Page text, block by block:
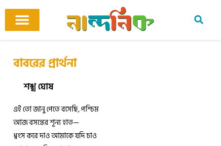
content
বাবরের প্রার্থনা
শঙ্খ ঘোষ
এই তো জানু পেতে বসেছি, পশ্চিম
আজ বসন্তের শূন্য হাত—
ধ্বংস করে দাও আমাকে যদি চাও